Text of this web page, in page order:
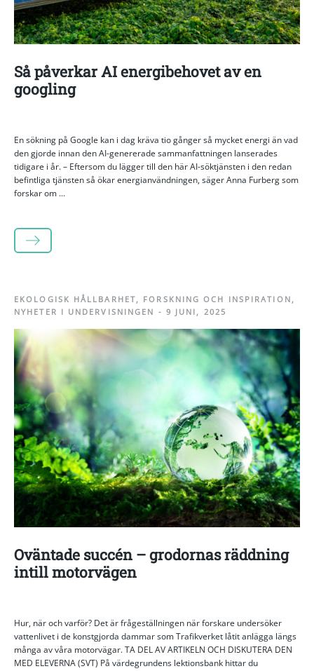
Så påverkar AI energibehovet av en
googling
En sökning på Google kan i dag kräva tio gånger så mycket energi än vad
den gjorde innan den AI-genererade sammanfattningen lanserades
tidigare i år. – Eftersom du lägger till den här AI-söktjänsten i den redan
befintliga tjänsten så ökar energianvändningen, säger Anna Furberg som
forskar om ...
LÄS MER
EKOLOGISK HÅLLBARHET, FORSKNING OCH INSPIRATION ,
NYHETER I UNDERVISNINGEN - 9 JUNI, 2025
Oväntade succén – grodornas räddning
intill motorvägen
Hur, när och varför? Det är frågeställningen när forskare undersöker
vattenlivet i de konstgjorda dammar som Trafikverket låtit anlägga längs
många av våra motorvägar. TA DEL AV ARTIKELN OCH DISKUTERA DEN
MED ELEVERNA (SVT) På värdegrundens lektionsbank hittar du